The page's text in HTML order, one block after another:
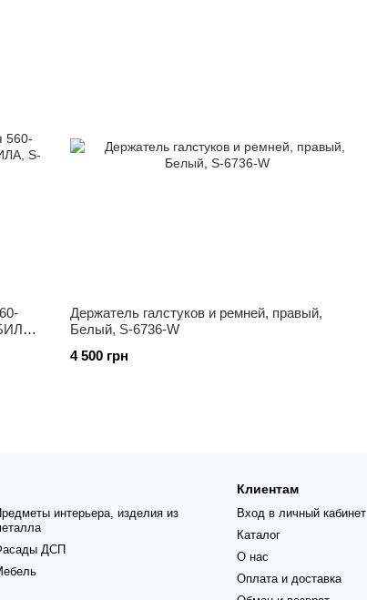
Держатель галстуков и ремней, правый,
Белый, S-6736-W
4 500 грн
интерьера, изделия из
ДСП
Клиентам
Вход в личный кабинет
Каталог
О нас
Оплата и доставка